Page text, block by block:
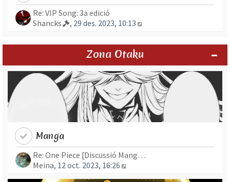
Re: VIP Song: 3a edició
Shancks
, 29 des. 2023, 10:13
Zona Otaku
Manga
Re: One Piece [Discussió Mang…
Meina, 12 oct. 2023, 16:26